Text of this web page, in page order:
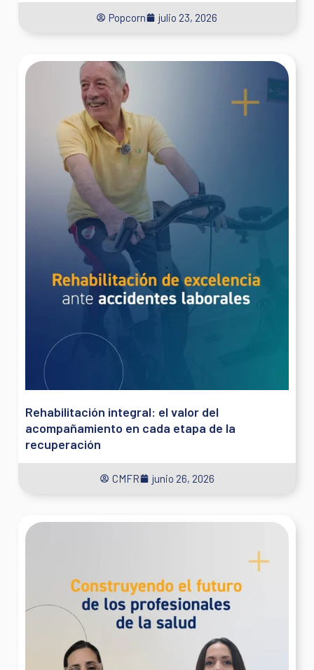
Popcorn julio 23, 2026
Rehabilitación integral: el valor del
acompañamiento en cada etapa de la
recuperación
CMFR junio 26, 2026